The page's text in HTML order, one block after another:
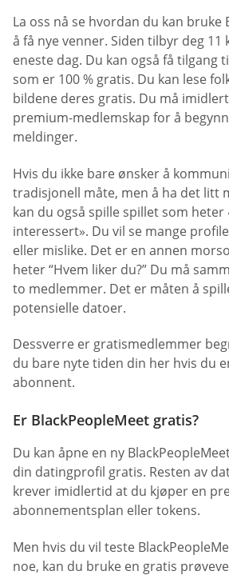
La oss nå se hvordan du kan bruke
å få nye venner. Siden tilbyr deg 11
eneste dag. Du kan også få tilgang
som er 100 % gratis. Du kan lese
bildene deres gratis. Du må
premium-medlemskap for å
meldinger.
Hvis du ikke bare ønsker å
tradisjonell måte, men å ha det litt
kan du også spille spillet som heter
interessert». Du vil se mange
eller mislike. Det er en annen
heter “Hvem liker du?” Du må
to medlemmer. Det er måten å
potensielle datoer.
Dessverre er gratismedlemmer
du bare nyte tiden din her hvis du
abonnent.
Er BlackPeopleMeet gratis?
Du kan åpne en ny
din datingprofil gratis. Resten av
krever imidlertid at du kjøper en
abonnementsplan eller tokens.
Men hvis du vil teste
noe, kan du bruke en gratis